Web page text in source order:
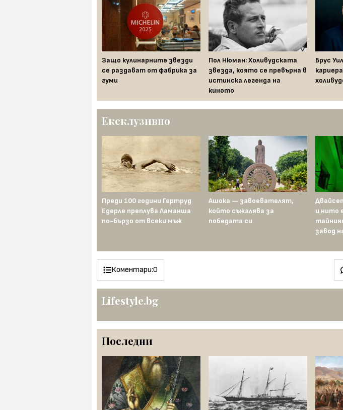
Защо кулинарните звезди
се раздават от фабрика за
гуми
Пол Нюман: Холивудската
звезда, която се превърна в
истинска легенда на
киното
Брус
Ексклузивно
Преди 100 години Гертруд
Едерле преплува Ламанша
по-бързо от всеки мъж
Ашока — завоевателят,
който съжалява за
победата си
и нито
завод
Коментари:0
Lifestyle.bg
Последни